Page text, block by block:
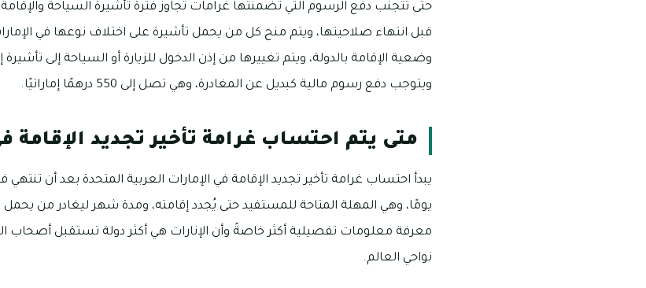
حتى تتجنب دفع الرسوم التي تضمنتها غرامات تجاوز فترة تأشيرة السياحة
قبل انتهاء صلاحيتها، ويتم منح كل من يحمل تأشيرة على اختلاف نوعها في
وضعية الإقامة بالدولة، ويتم تغييرها من إذن الدخول للزيارة أو السياحة إلى
ويتوجب دفع رسوم مالية كبديل عن المغادرة، وهي تصل إلى 550 درهمًا إماراتيًا.
متى يتم احتساب غرامة تأخير تجديد الإقامة
يبدأ احتساب غرامة تأخير تجديد الإقامة في الإمارات العربية المتحدة بعد أن
يومًا، وهي المهلة المتاحة للمستفيد حتى يُجدد إقامته، ومدة شهر ليغادر من يحمل
معرفة معلومات تفصيلية أكثر خاصةً وأن الإنارات هي أكثر دولة تستقبل أصحاب
نواحي العالم.